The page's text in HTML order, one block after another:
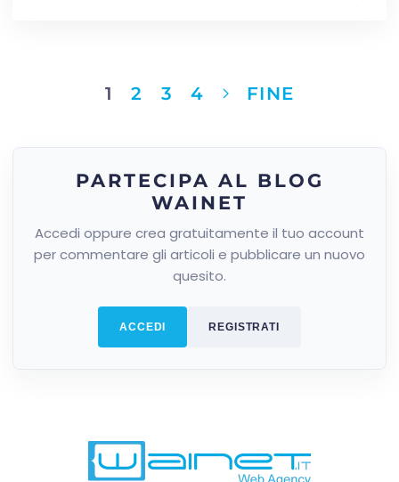
1 2 3 4 FINE
PARTECIPA AL BLOG
WAINET
Accedi oppure crea gratuitamente il tuo account
per commentare gli articoli e pubblicare un nuovo
quesito.
ACCEDI REGISTRATI